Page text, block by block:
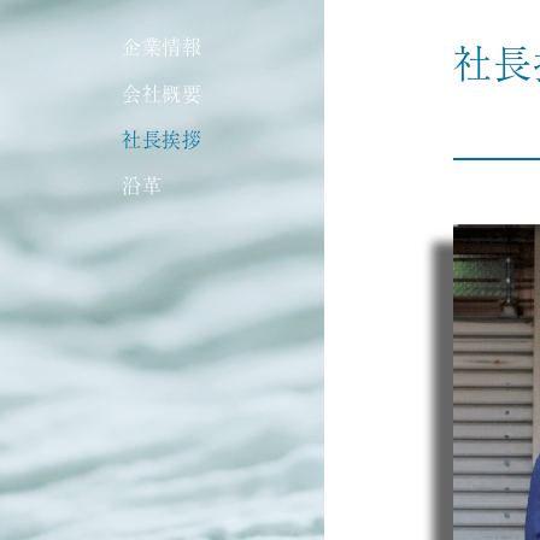
企業情報
会社概要
社長挨拶
沿革
社